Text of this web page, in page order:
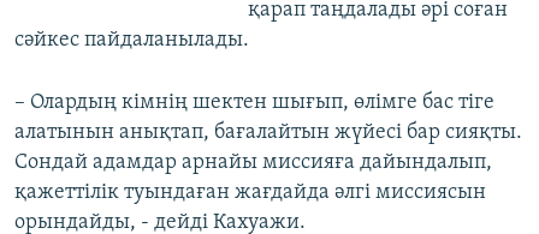
қарап таңдалады әрі соған
сәйкес пайдаланылады.
– Олардың кімнің шектен шығып, өлімге бас тіге
алатынын анықтап, бағалайтын жүйесі бар сияқты.
Сондай адамдар арнайы миссияға дайындалып,
қажеттілік туындаған жағдайда әлгі миссиясын
орындайды, - дейді Кахуажи.